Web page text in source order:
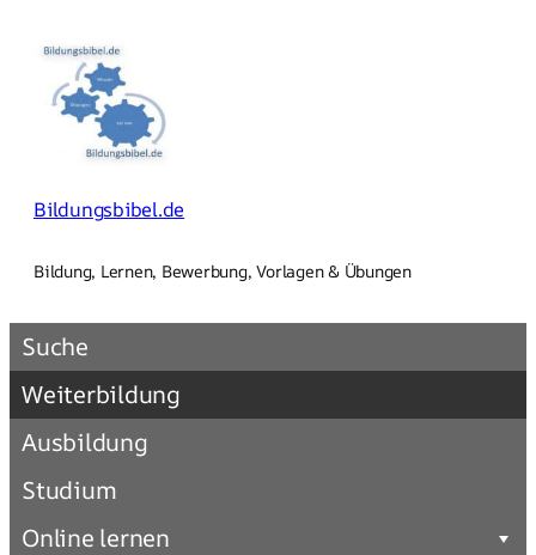
Inhalt
springen
Bildungsbibel.de
Bildung, Lernen, Bewerbung, Vorlagen & Übungen
Suche
Weiterbildung
Ausbildung
Studium
Online lernen